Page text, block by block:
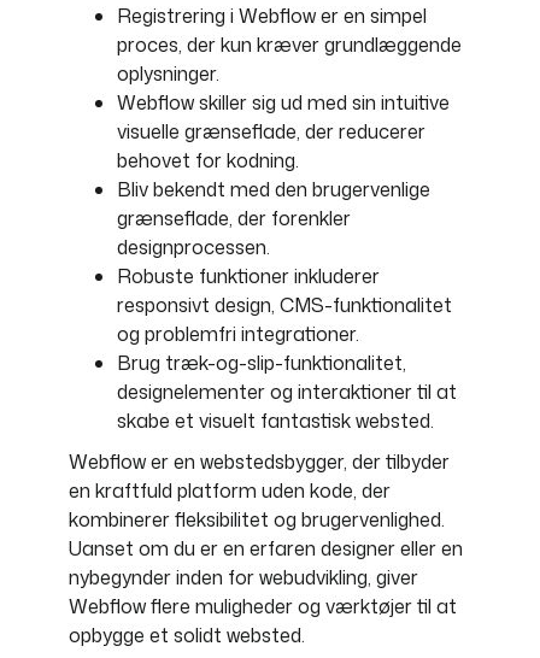
Registrering i Webflow er en simpel
proces, der kun kræver grundlæggende
oplysninger.
Webflow skiller sig ud med sin intuitive
visuelle grænseflade, der reducerer
behovet for kodning.
Bliv bekendt med den brugervenlige
grænseflade, der forenkler
designprocessen.
Robuste funktioner inkluderer
responsivt design, CMS-funktionalitet
og problemfri integrationer.
Brug træk-og-slip-funktionalitet,
designelementer og interaktioner til at
skabe et visuelt fantastisk websted.
Webflow er en webstedsbygger, der tilbyder
en kraftfuld platform uden kode, der
kombinerer fleksibilitet og brugervenlighed.
Uanset om du er en erfaren designer eller en
nybegynder inden for webudvikling, giver
Webflow flere muligheder og værktøjer til at
opbygge et solidt websted.